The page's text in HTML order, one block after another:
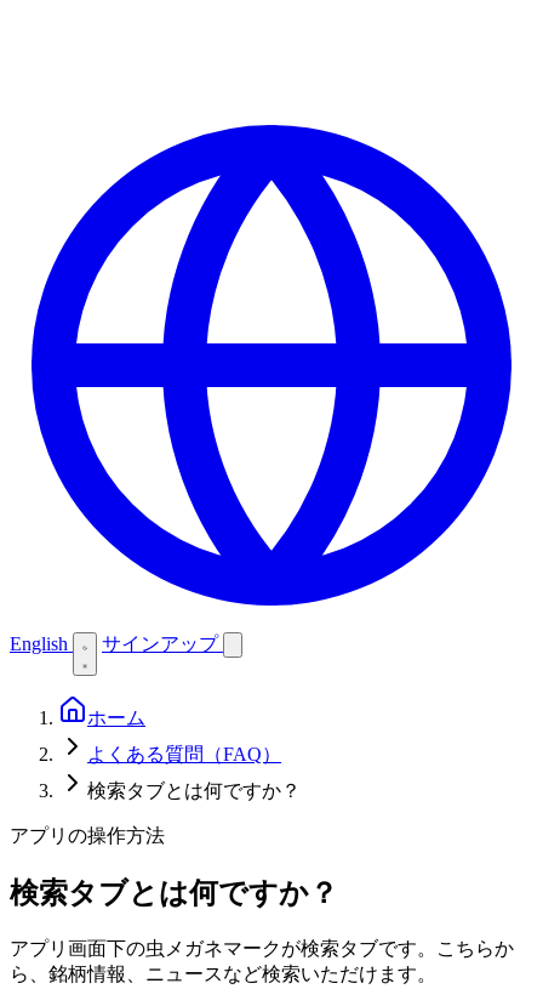
English サインアップ
ホーム
よくある質問（FAQ）
検索タブとは何ですか？
アプリの操作方法
検索タブとは何ですか？
アプリ画面下の虫メガネマークが検索タブです。こちらか
ら、銘柄情報、ニュースなど検索いただけます。